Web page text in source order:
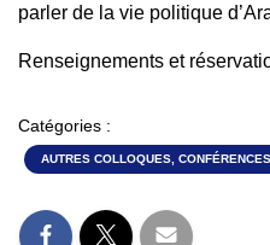
parler de la vie politique
Renseignements et
Catégories :
AUTRES COLLOQUES,